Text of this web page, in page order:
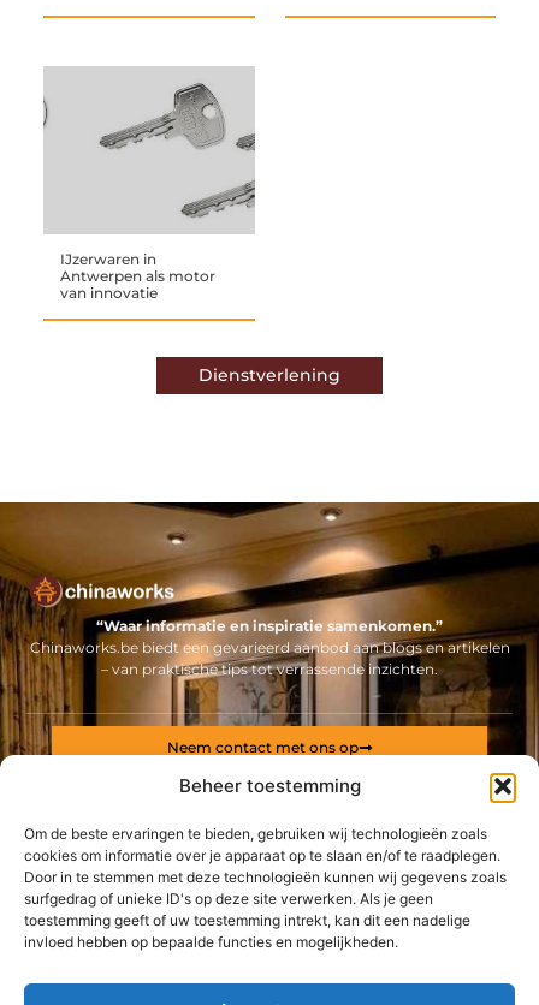
Beheer toestemming
Om de beste ervaringen te bieden, gebruiken wij technologieën zoals
cookies om informatie over je apparaat op te slaan en/of te raadplegen.
Door in te stemmen met deze technologieën kunnen wij gegevens zoals
surfgedrag of unieke ID's op deze site verwerken. Als je geen
toestemming geeft of uw toestemming intrekt, kan dit een nadelige
invloed hebben op bepaalde functies en mogelijkheden.
IJzerwaren in
Antwerpen als motor
van innovatie
Dienstverlening
“Waar informatie en inspiratie samenkomen.”
Chinaworks.be biedt een gevarieerd aanbod aan blogs en artikelen
– van praktische tips tot verrassende inzichten.
De best gelezen stukken op een rij
Vaste mest kopen voor uw landbouwgrond
Een goede polssnelheid en hartslag op een crosstrainer
Spy camera
Neem contact met ons op